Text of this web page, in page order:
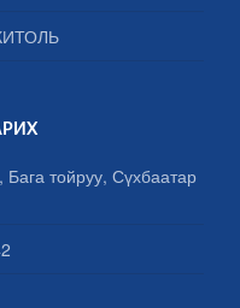
тойруу, Сүхбаатар